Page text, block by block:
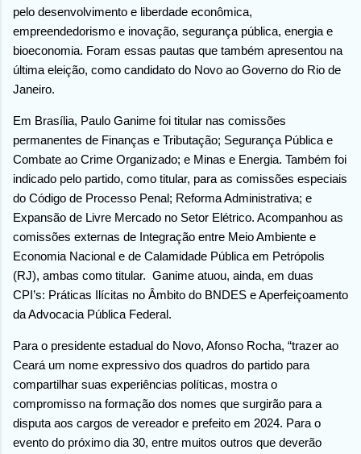
pelo desenvolvimento e liberdade econômica,
empreendedorismo e inovação, segurança pública, energia e
bioeconomia. Foram essas pautas que também apresentou na
última eleição, como candidato do Novo ao Governo do Rio de
Janeiro.
Em Brasília, Paulo Ganime foi titular nas comissões
permanentes de Finanças e Tributação; Segurança Pública e
Combate ao Crime Organizado; e Minas e Energia. Também foi
indicado pelo partido, como titular, para as comissões especiais
do Código de Processo Penal; Reforma Administrativa; e
Expansão de Livre Mercado no Setor Elétrico. Acompanhou as
comissões externas de Integração entre Meio Ambiente e
Economia Nacional e de Calamidade Pública em Petrópolis
(RJ), ambas como titular. Ganime atuou, ainda, em duas
CPI’s: Práticas Ilícitas no Âmbito do BNDES e Aperfeiçoamento
da Advocacia Pública Federal.
Para o presidente estadual do Novo, Afonso Rocha, “trazer ao
Ceará um nome expressivo dos quadros do partido para
compartilhar suas experiências políticas, mostra o
compromisso na formação dos nomes que surgirão para a
disputa aos cargos de vereador e prefeito em 2024. Para o
evento do próximo dia 30, entre muitos outros que deverão